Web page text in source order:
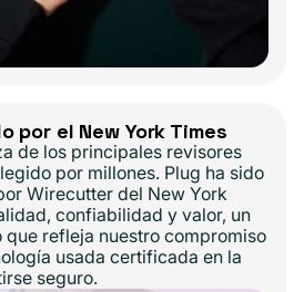
por el New York Times
de los principales revisores
por millones. Plug ha sido
Wirecutter del New York
confiabilidad y valor, un
que refleja nuestro compromiso
usada certificada en la
seguro.